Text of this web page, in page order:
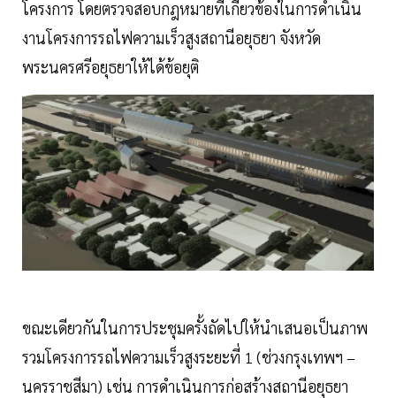
โครงการ โดยตรวจสอบกฎหมายที่เกี่ยวข้องในการดำเนิน
งานโครงการรถไฟความเร็วสูงสถานีอยุธยา จังหวัด
พระนครศรีอยุธยาให้ได้ข้อยุติ
ขณะเดียวกันในการประชุมครั้งถัดไปให้นำเสนอเป็นภาพ
รวมโครงการรถไฟความเร็วสูงระยะที่ 1 (ช่วงกรุงเทพฯ –
นครราชสีมา) เช่น การดำเนินการก่อสร้างสถานีอยุธยา